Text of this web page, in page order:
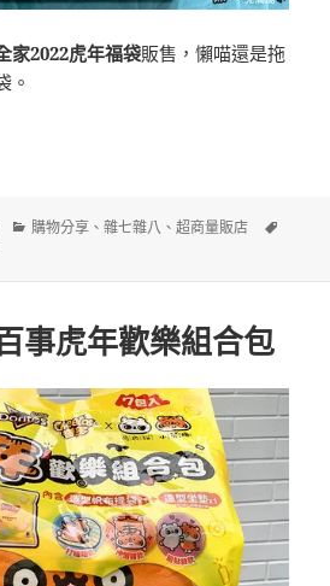
家2022虎年福袋販售，懶喵還是拖
。
年福袋 2022 開箱
分
購物分享 、雜七雜八 、超商量販店
家 虎年福袋 2022 開箱〉
事虎年歡樂組合包